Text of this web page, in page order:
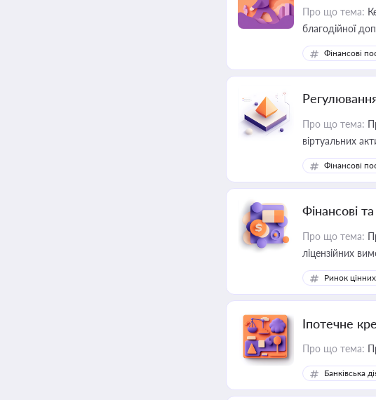
Про що тема:
благодійної
Фінансові
Про що тема:
віртуальних
Фінансові
Фінансові
Про що тема:
ліцензійних
Ринок
Іпотечне
Про що тема:
Банківська